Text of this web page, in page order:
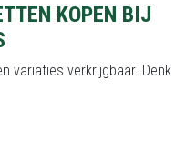
KOPEN BIJ
variaties verkrijgbaar. Denk